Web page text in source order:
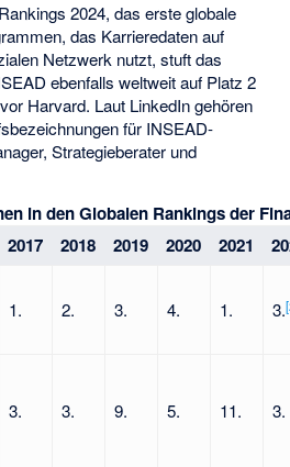
2024, das erste globale
das Karrieredaten auf
Netzwerk nutzt, stuft das
ebenfalls weltweit auf Platz 2
Harvard. Laut LinkedIn gehören
für INSEAD-
Strategieberater und
in den Globalen Rankings der
2017 2018 2019 2020 2021
1. 2. 3. 4. 1. 3.[
3. 3. 9. 5. 11. 3.